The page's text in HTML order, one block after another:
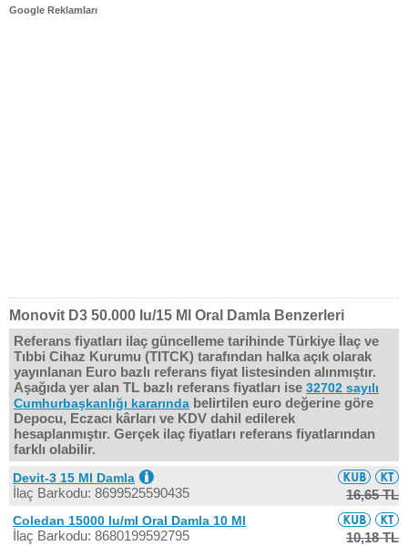
Google Reklamları
Monovit D3 50.000 Iu/15 Ml Oral Damla Benzerleri
Referans fiyatları ilaç güncelleme tarihinde Türkiye İlaç ve
Tıbbi Cihaz Kurumu (TITCK) tarafından halka açık olarak
yayınlanan Euro bazlı referans fiyat listesinden alınmıştır.
Aşağıda yer alan TL bazlı referans fiyatları ise 32702 sayılı
Cumhurbaşkanlığı kararında belirtilen euro değerine göre
Depocu, Eczacı kârları ve KDV dahil edilerek
hesaplanmıştır. Gerçek ilaç fiyatları referans fiyatlarından
farklı olabilir.
Devit-3 15 Ml Damla
İlaç Barkodu: 8699525590435 16,65 TL
Coledan 15000 Iu/ml Oral Damla 10 Ml
İlaç Barkodu: 8680199592795 10,18 TL